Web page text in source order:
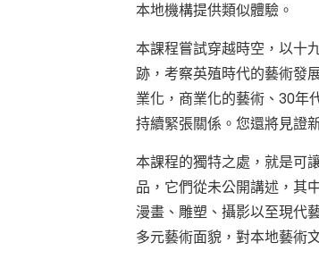
本地機構提供類似體驗。
本課程嘗試穿越時空，以十
跡，考察英殖時代的藝術發
業化，商業化的藝術、30年
持續緊張關係。您還將見證
本課程的獨特之處，就是可
品，它們從未公開講述，其
漫畫、雕塑、攝影以至現代
多元藝術面貌，對本地藝術